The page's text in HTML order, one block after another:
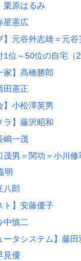
栗原はるみ
星憲広
】元谷外志雄＝元
1位～50位の自宅（
家】髙橋勝郎
田憲正
】小松澤英男
ラ】藤沢昭和
嶋一茂
茂男＝関功＝小川修
明
八郎
ト】安藤優子
中慎二
ータシステム】藤田
見優